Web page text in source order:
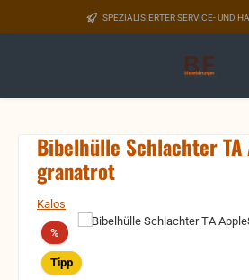
Zum Hauptinhalt springenSPEZIALISIERTER SERVICE- UND
Bibelhülle Schlachter TA
granatrot
Kalos
Bildergalerie überspringen
% Rabatt
Tipp